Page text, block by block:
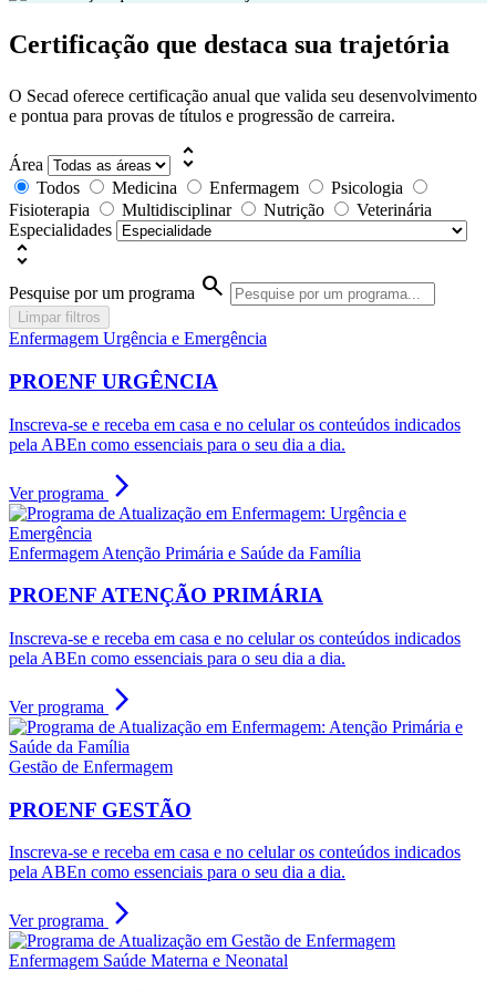
Certificação que destaca sua trajetória
O Secad oferece certificação anual que valida seu desenvolvimento
e pontua para provas de títulos e progressão de carreira.
Área unfold_more
Todos Medicina Enfermagem
Psicologia
Fisioterapia
Multidisciplinar Nutrição
Veterinária
Especialidades
unfold_more
Pesquise por um programa search
Limpar filtros
Enfermagem Urgência e Emergência
PROENF URGÊNCIA
Inscreva-se e receba em casa e no celular os conteúdos indicados
pela ABEn como essenciais para o seu dia a dia.
Ver programa arrow_forward_ios
Enfermagem Atenção Primária e Saúde da Família
PROENF ATENÇÃO PRIMÁRIA
Inscreva-se e receba em casa e no celular os conteúdos indicados
pela ABEn como essenciais para o seu dia a dia.
Ver programa arrow_forward_ios
Gestão de Enfermagem
PROENF GESTÃO
Inscreva-se e receba em casa e no celular os conteúdos indicados
pela ABEn como essenciais para o seu dia a dia.
Ver programa arrow_forward_ios
Enfermagem Saúde Materna e Neonatal